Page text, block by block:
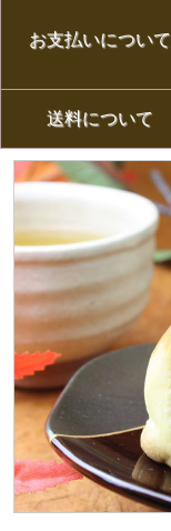
お支払いについて
送料について